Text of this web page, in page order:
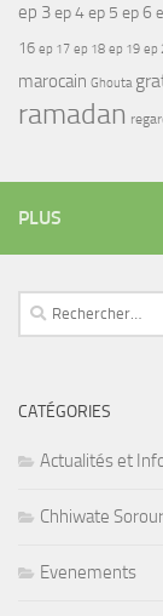
ep 3ep 4ep 5 ep 6
16 ep 17 ep 18 ep 19 ep
marocain Ghouta
ramadan
PLUS
Rechercher :
CATÉGORIES
Actualités et
Chhiwate Sorour
Evenements